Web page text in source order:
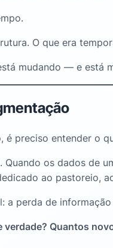
O que era
mudando — e está
é preciso entender o
os dados de
ao pastoreio,
a perda de
Quantos